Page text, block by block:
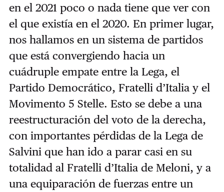
en el 2021 poco o nada tiene que ver con
el que existía en el 2020. En primer lugar,
nos hallamos en un sistema de partidos
que está convergiendo hacia un
cuádruple empate entre la Lega, el
Partido Democrático, Fratelli d’Italia y el
Movimento 5 Stelle. Esto se debe a una
reestructuración del voto de la derecha,
con importantes pérdidas de la Lega de
Salvini que han ido a parar casi en su
totalidad al Fratelli d’Italia de Meloni, y a
una equiparación de fuerzas entre un